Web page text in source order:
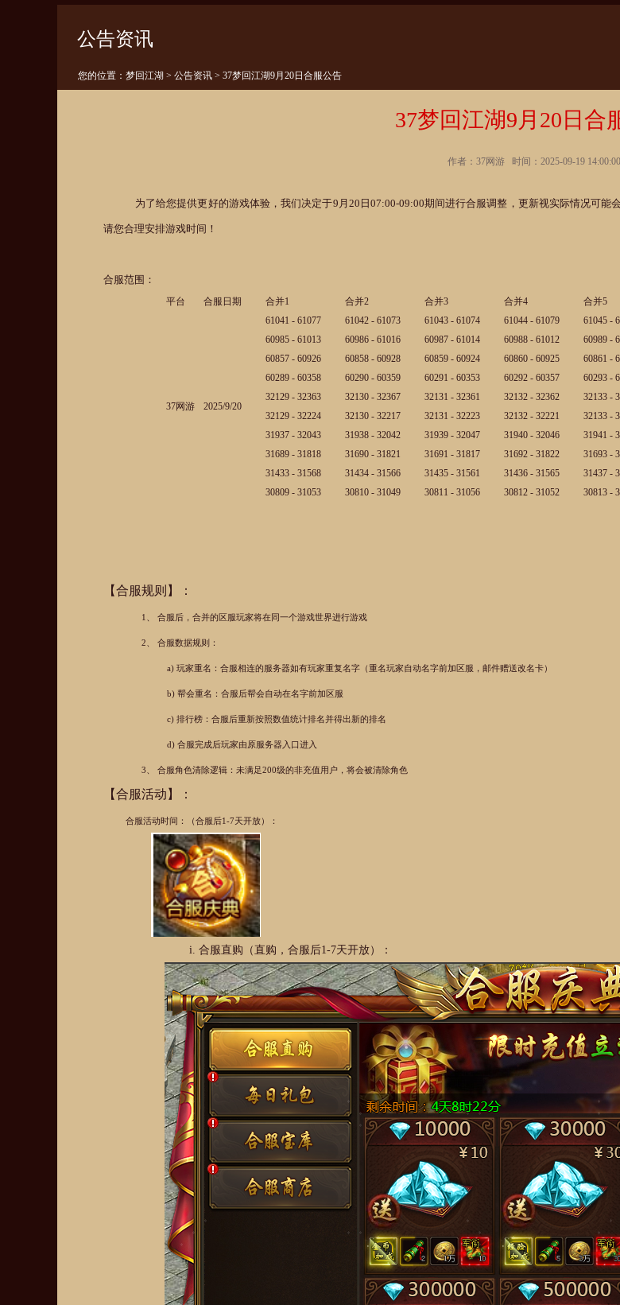
公告资讯
您的位置： 梦回江湖 > 公告资讯 > 37梦回江湖9月20日合服公告
37梦回江湖9月20日合
作者：37网游 时间：2025-09-19 14:00:00
为了给您提供更好的游戏体验，我们决定于9月20日07:00-09:00期间进行合服调整，更新视实际情况可
请您合理安排游戏时间！
合服范围：
平台 合服日期 合并1 合并2 合并3 合并4 合并5
37网游 2025/9/20
61041 - 61077 61042 - 61073 61043 - 61074 61044 - 61079 61045 -
60985 - 61013
60986 - 61016 60987 - 61014 60988 - 61012 60989 -
60857 - 60926
60858 - 60928 60859 - 60924 60860 - 60925 60861 -
60289 - 60358
60290 - 60359 60291 - 60353 60292 - 60357 60293 -
32129 - 32363
32130 - 32367 32131 - 32361 32132 - 32362 32133 -
32129 - 32224
32130 - 32217 32131 - 32223 32132 - 32221 32133 -
31937 - 32043
31938 - 32042 31939 - 32047 31940 - 32046 31941 -
31689 - 31818
31690 - 31821 31691 - 31817 31692 - 31822 31693 -
31433 - 31568
31434 - 31566 31435 - 31561 31436 - 31565 31437 -
30809 - 31053
30810 - 31049 30811 - 31056 30812 - 31052 30813 -
【合服规则】：
1、 合服后，合并的区服玩家将在同一个游戏世界进行游戏
2、 合服数据规则：
a) 玩家重名：合服相连的服务器如有玩家重复名字（重名玩家自动名字前加区服，邮件赠送改名卡）
b) 帮会重名：合服后帮会自动在名字前加区服
c) 排行榜：合服后重新按照数值统计排名并得出新的排名
d) 合服完成后玩家由原服务器入口进入
3、 合服角色清除逻辑：未满足200级的非充值用户，将会被清除角色
【合服活动】：
合服活动时间：（合服后1-7天开放）：
i. 合服直购（直购，合服后1-7天开放）：